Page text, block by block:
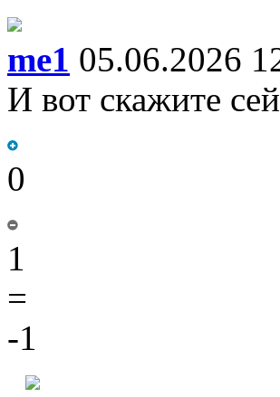
me1 05.06.2026
И вот скажите
0
1
=
-1